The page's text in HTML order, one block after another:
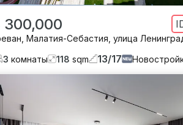
300,000
Малатия-Себастия улица
3 комнаты 118 sqm 13/17